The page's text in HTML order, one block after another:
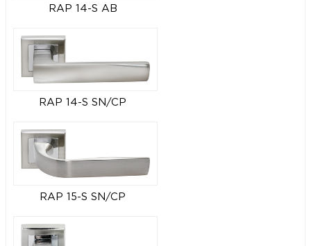
RAP 14-S AB
RAP 14-S SN/CP
RAP 15-S SN/CP